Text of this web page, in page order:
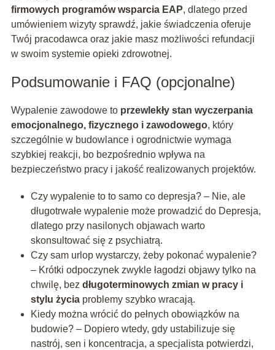
firmowych programów wsparcia EAP, dlatego przed
umówieniem wizyty sprawdź, jakie świadczenia oferuje
Twój pracodawca oraz jakie masz możliwości refundacji
w swoim systemie opieki zdrowotnej.
Podsumowanie i FAQ (opcjonalne)
Wypalenie zawodowe to przewlekły stan wyczerpania
emocjonalnego, fizycznego i zawodowego, który
szczególnie w budowlance i ogrodnictwie wymaga
szybkiej reakcji, bo bezpośrednio wpływa na
bezpieczeństwo pracy i jakość realizowanych projektów.
Czy wypalenie to to samo co depresja? – Nie, ale
długotrwałe wypalenie może prowadzić do Depresja,
dlatego przy nasilonych objawach warto
skonsultować się z psychiatrą.
Czy sam urlop wystarczy, żeby pokonać wypalenie?
– Krótki odpoczynek zwykle łagodzi objawy tylko na
chwilę, bez długoterminowych zmian w pracy i
stylu życiaproblemy szybko wracają.
Kiedy można wrócić do pełnych obowiązków na
budowie? – Dopiero wtedy, gdy ustabilizuje się
nastrój, sen i koncentracja, a specjalista potwierdzi,